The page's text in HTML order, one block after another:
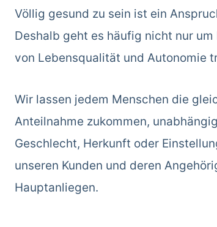
Völlig gesund zu sein ist ein
Deshalb geht es häufig nicht nur
von Lebensqualität und Autonomie
Wir lassen jedem Menschen die
Anteilnahme zukommen,
Geschlecht, Herkunft oder
unseren Kunden und deren
Hauptanliegen.